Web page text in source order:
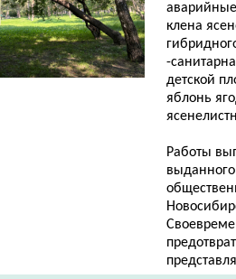
клена
-
детской
яблонь
Работы
выданного